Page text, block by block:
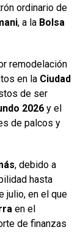
ordinario de
, a la Bolsa
remodelación
en la Ciudad
de ser
2026 y el
de palcos y
, debido a
hasta
julio, en el que
en el
de finanzas